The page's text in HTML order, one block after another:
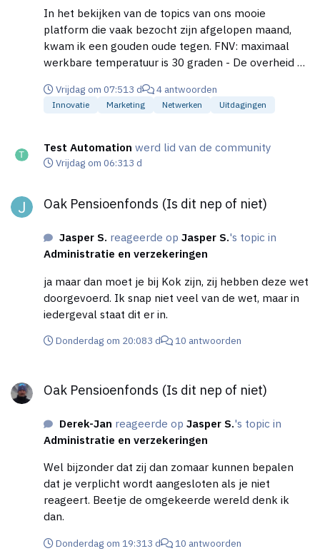
siësta, die doen ze in Zuidelijke gebieden niet voor
niets!
In het bekijken van de topics van ons mooie
platform die vaak bezocht zijn afgelopen maand,
kwam ik een gouden oude tegen. FNV: maximaal
werkbare temperatuur is 30 graden - De overheid en
raketgeleerde te zijn om te begrijpen waarom dit
topic in het bijzonder afgelopen maand hoog heeft
Wat is er de afgelopen 23 jaar (ja 23 jaar! ik moest
ook twee keer kijken) veranderd en hoe gaan we er
Vrijdag om 07:513 d 4 antwoorden
Innovatie Marketing Netwerken Uitdagingen
Test Automation werd lid van de community
Vrijdag om 06:313 d
Oak Pensioenfonds (Is dit nep of niet)
Jasper S. reageerde opJasper S.'s topic in
Administratie en verzekeringen
ja maar dan moet je bij Kok zijn, zij hebben deze wet
doorgevoerd. Ik snap niet veel van de wet, maar in
iedergeval staat dit er in.
Donderdag om 20:083 d 10 antwoorden
Oak Pensioenfonds (Is dit nep of niet)
Derek-Jan reageerde opJasper S.'s topic in
Administratie en verzekeringen
Wel bijzonder dat zij dan zomaar kunnen bepalen
dat je verplicht wordt aangesloten als je niet
reageert. Beetje de omgekeerde wereld denk ik
dan.
Donderdag om 19:313 d 10 antwoorden